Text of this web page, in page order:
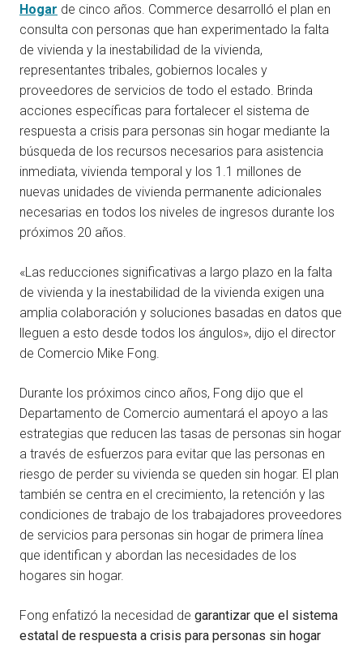
Hogar de cinco años. Commerce desarrolló el plan en
consulta con personas que han experimentado la falta
de vivienda y la inestabilidad de la vivienda,
representantes tribales, gobiernos locales y
proveedores de servicios de todo el estado. Brinda
acciones específicas para fortalecer el sistema de
respuesta a crisis para personas sin hogar mediante la
búsqueda de los recursos necesarios para asistencia
inmediata, vivienda temporal y los 1.1 millones de
nuevas unidades de vivienda permanente adicionales
necesarias en todos los niveles de ingresos durante los
próximos 20 años.
«Las reducciones significativas a largo plazo en la falta
de vivienda y la inestabilidad de la vivienda exigen una
amplia colaboración y soluciones basadas en datos que
lleguen a esto desde todos los ángulos», dijo el director
de Comercio Mike Fong.
Durante los próximos cinco años, Fong dijo que el
Departamento de Comercio aumentará el apoyo a las
estrategias que reducen las tasas de personas sin hogar
a través de esfuerzos para evitar que las personas en
riesgo de perder su vivienda se queden sin hogar. El plan
también se centra en el crecimiento, la retención y las
condiciones de trabajo de los trabajadores proveedores
de servicios para personas sin hogar de primera línea
que identifican y abordan las necesidades de los
hogares sin hogar.
Fong enfatizó la necesidad de garantizar que el sistema
estatal de respuesta a crisis para personas sin hogar